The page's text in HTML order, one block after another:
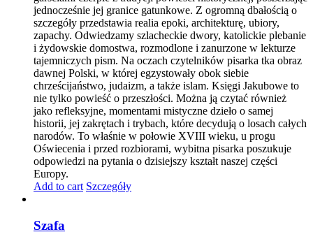
jednocześnie jej granice gatunkowe. Z ogromną dbałością o
szczegóły przedstawia realia epoki, architekturę, ubiory,
zapachy. Odwiedzamy szlacheckie dwory, katolickie plebanie
i żydowskie domostwa, rozmodlone i zanurzone w lekturze
tajemniczych pism. Na oczach czytelników pisarka tka obraz
dawnej Polski, w której egzystowały obok siebie
chrześcijaństwo, judaizm, a także islam. Księgi Jakubowe to
nie tylko powieść o przeszłości. Można ją czytać również
jako refleksyjne, momentami mistyczne dzieło o samej
historii, jej zakrętach i trybach, które decydują o losach całych
narodów. To właśnie w połowie XVIII wieku, u progu
Oświecenia i przed rozbiorami, wybitna pisarka poszukuje
odpowiedzi na pytania o dzisiejszy kształt naszej części
Europy.
Add to cart Szczegóły
Szafa